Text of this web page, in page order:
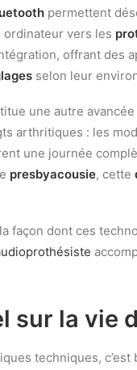
permettent
ordinateur vers les
offrant des
selon leur
une autre
arthritiques : les
une journée
presbyacousie, cette
façon dont ces
sur la vie
techniques,